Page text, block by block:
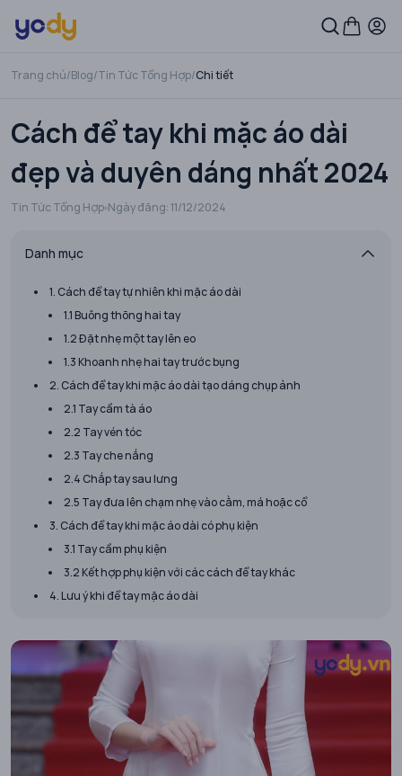
Trang chủ/Blog/Tin Tức Tổng Hợp/Chi tiết
Cách để tay khi mặc áo dài
đẹp và duyên dáng nhất 2024
Tin Tức Tổng Hợp Ngày đăng:11/12/2024
Danh mục
1. Cách để tay tự nhiên khi mặc áo dài
1.1 Buông thõng hai tay
1.2 Đặt nhẹ một tay lên eo
1.3 Khoanh nhẹ hai tay trước bụng
2. Cách để tay khi mặc áo dài tạo dáng chụp ảnh
2.1 Tay cầm tà áo
2.2 Tay vén tóc
2.3 Tay che nắng
2.4 Chắp tay sau lưng
2.5 Tay đưa lên chạm nhẹ vào cằm, má hoặc cổ
3. Cách để tay khi mặc áo dài có phụ kiện
3.1 Tay cầm phụ kiện
3.2 Kết hợp phụ kiện với các cách để tay khác
4. Lưu ý khi để tay mặc áo dài